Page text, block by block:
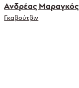
Ανδρέας Μαραγκός
Γκαβούτβιν